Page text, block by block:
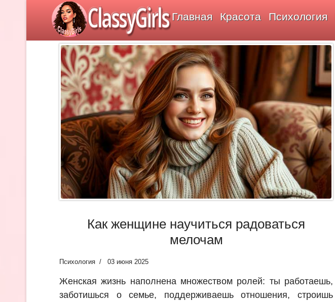
ClassyGirls Главная Красота Психология
Как женщине научиться радоваться
мелочам
Психология 03 июня 2025
Женская жизнь наполнена множеством ролей: ты работаешь,
заботишься о семье, поддерживаешь отношения, строишь